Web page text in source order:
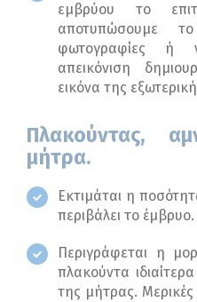
εμβρύου το
αποτυπώσουμε
φωτογραφίες ή
απεικόνιση
εικόνα της
Πλακούντας,
μήτρα.
Εκτιμάται η
περιβάλει το έμβρυο.
Περιγράφεται η
πλακούντα
της μήτρας. Μερικές